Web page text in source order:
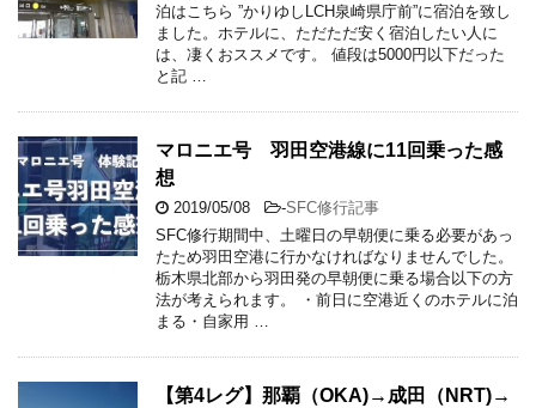
泊はこちら ”かりゆしLCH泉崎県庁前”に宿泊を致し
ました。ホテルに、ただただ安く宿泊したい人に
は、凄くおススメです。 値段は5000円以下だった
と記 …
マロニエ号 羽田空港線に11回乗った感
想
2019/05/08 -SFC修行記事
SFC修行期間中、土曜日の早朝便に乗る必要があっ
たため羽田空港に行かなければなりませんでした。
栃木県北部から羽田発の早朝便に乗る場合以下の方
法が考えられます。 ・前日に空港近くのホテルに泊
まる・自家用 …
【第4レグ】那覇（OKA)→成田（NRT)→